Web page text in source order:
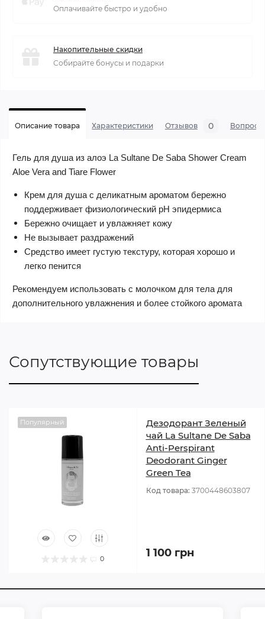
Оплачивайте быстро и удобно
Накопительные скидки
Собирайте бонусы и подарки
Описание товара Характеристики Отзывов 0 Вопросы
Гель для душа из алоэ La Sultane De Saba Shower Cream
Aloe Vera and Tiare Flower
Крем для душа с деликатным ароматом бережно
поддерживает физиологический рН эпидермиса
Бережно очищает и увлажняет кожу
Не вызывает раздражений
Средство имеет густую текстуру, которая хорошо и
легко пенится
Рекомендуем использовать с молочком для тела для
дополнительного увлажнения и более стойкого аромата
Сопутствующие товары
Популярный
0
Дезодорант Зеленый
чай La Sultane De Saba
Anti-Perspirant
Deodorant Ginger
Green Tea
Код товара: 3700448603807
1 100 грн